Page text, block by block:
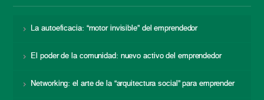
La autoeficacia: “motor invisible” del emprendedor
El poder de la comunidad: nuevo activo del emprendedor
Networking: el arte de la “arquitectura social” para emprender